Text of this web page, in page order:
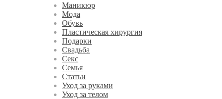
Маникюр
Мода
Обувь
Пластическая хирургия
Подарки
Свадьба
Секс
Семья
Статьи
Уход за руками
Уход за телом